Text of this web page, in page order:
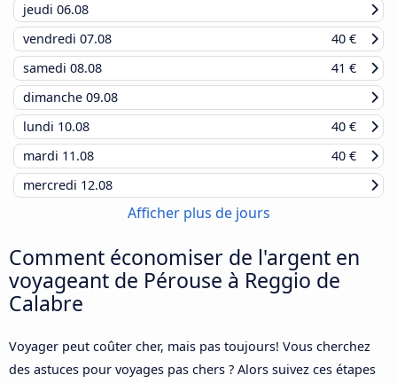
jeudi 06.08
vendredi 07.08
40 €
samedi 08.08
41 €
dimanche 09.08
lundi 10.08
40 €
mardi 11.08
40 €
mercredi 12.08
Afficher plus de jours
Comment économiser de l'argent en
voyageant de Pérouse à Reggio de
Calabre
Voyager peut coûter cher, mais pas toujours! Vous cherchez
des astuces pour voyages pas chers ? Alors suivez ces étapes